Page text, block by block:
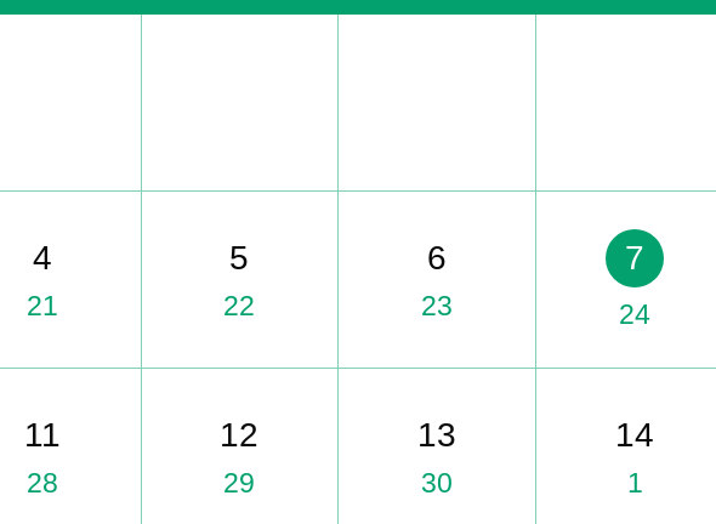
4
21
5
22
6
23
7
24
11
28
12
29
13
30
14
1